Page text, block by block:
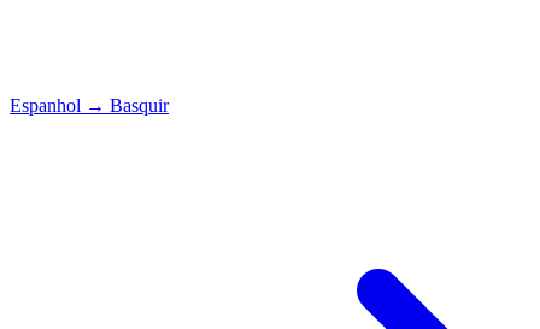
Espanhol → Basquir